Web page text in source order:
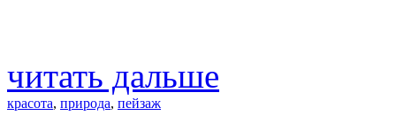
читать дальше
красота, природа, пейзаж